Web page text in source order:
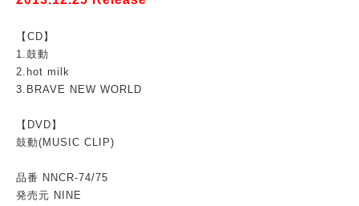
【CD】
1.鼓動
2.hot milk
3.BRAVE NEW WORLD
【DVD】
鼓動(MUSIC CLIP)
品番 NNCR-74/75
発売元 NINE